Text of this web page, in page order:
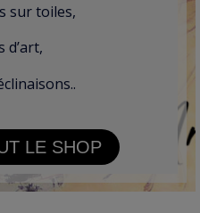
sur toiles,
d’art,
LE SHOP